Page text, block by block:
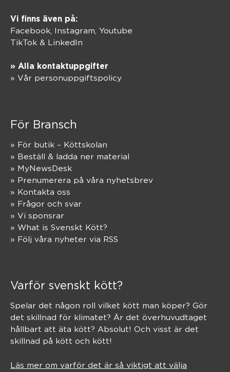
Vi finns även på:
Facebook, Instagram Youtube
TikTok & LinkedIn
» Alla kontaktuppgifter
» Vår personuppgiftspolicy
För Bransch
» För butik – Köttskolan
» Beställ & ladda ner material
» MyNewsDesk
» Prenumerera på våra nyhetsbrev
» Kontakta oss
» Frågor och svar
» Vi sponsrar
» What is Svenskt Kött?
» Följ våra nyheter via RSS
Varför svenskt kött?
Spelar det någon roll vilket kött man köper? Gör
det skillnad för klimatet? Är det överhuvudtaget
hållbart att äta kött? Absolut! Och visst är det
skillnad på kött och kött!
Läs mer om varför det är så viktigt att välja